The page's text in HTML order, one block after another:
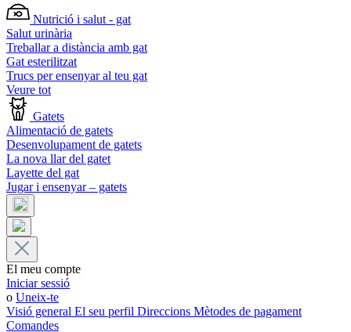
Nutrició i salut - gat
Salut urinària
Treballar a distància amb gat
Gat esterilitzat
Trucs per ensenyar al teu gat
Veure tot
Gatets
Alimentació de gatets
Desenvolupament de gatets
La nova llar del gatet
Layette del gat
Jugar i ensenyar – gatets
El meu compte
Iniciar sessió
o Uneix-te
Visió general El seu perfil Direccions Mètodes de pagament
Comandes